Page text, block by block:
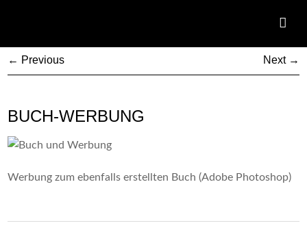
← Previous Next →
BUCH-WERBUNG
Werbung zum ebenfalls erstellten Buch (Adobe Photoshop)